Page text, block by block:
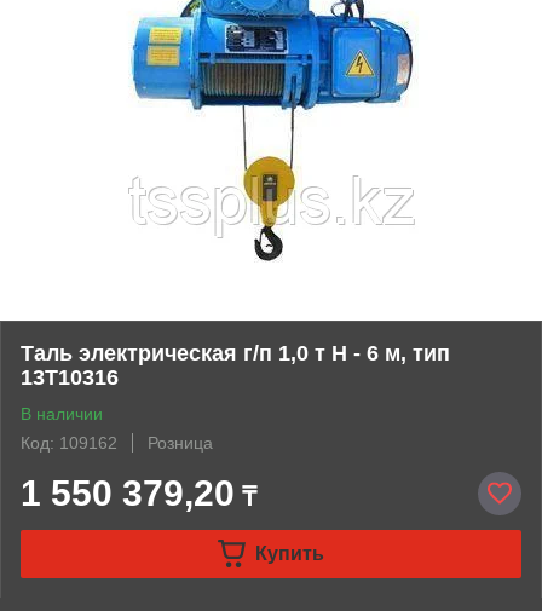
Таль электрическая г/п 1,0 т Н - 6 м, тип
13Т10316
В наличии
Код: 109162
Розница
1 550 379,20 ₸
Купить